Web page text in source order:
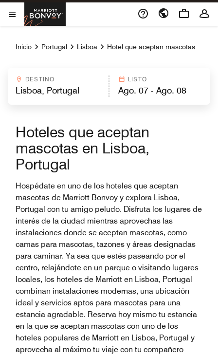
Skip to Content
Abrir el menú
Marriott Bonvoy
Inicio Portugal Lisboa Hotel que aceptan mascotas
DESTINO LISTO
Hoteles que aceptan
mascotas en Lisboa,
Portugal
Hospédate en uno de los hoteles que aceptan
mascotas de Marriott Bonvoy y explora Lisboa,
Portugal con tu amigo peludo. Disfruta los lugares de
interés de la ciudad mientras aprovechas las
instalaciones donde se aceptan mascotas, como
camas para mascotas, tazones y áreas designadas
para caminar. Ya sea que estés paseando por el
centro, relajándote en un parque o visitando lugares
locales, los hoteles de Marriott en Lisboa, Portugal
combinan instalaciones modernas, una ubicación
ideal y servicios aptos para mascotas para una
estancia agradable. Reserva hoy mismo tu estancia
en la que se aceptan mascotas con uno de los
hoteles populares de Marriott en Lisboa, Portugal y
aprovecha al máximo tu viaje con tu compañero